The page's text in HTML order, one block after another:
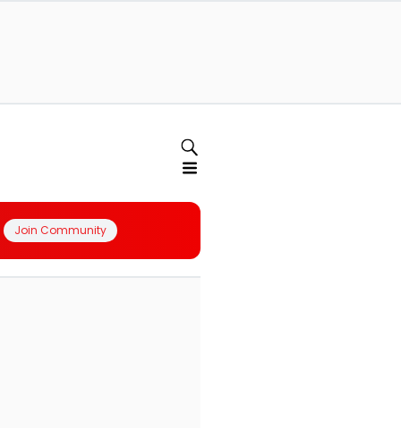
Join Community